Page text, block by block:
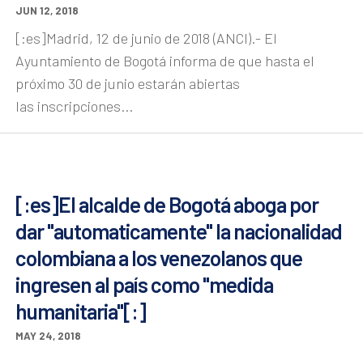
JUN 12, 2018
[:es]Madrid, 12 de junio de 2018 (ANCI).- El
Ayuntamiento de Bogotá informa de que hasta el
próximo 30 de junio estarán abiertas
las inscripciones...
[:es]El alcalde de Bogotá aboga por
dar "automaticamente" la nacionalidad
colombiana a los venezolanos que
ingresen al país como "medida
humanitaria"[:]
MAY 24, 2018